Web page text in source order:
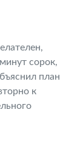
сорок,
план
к